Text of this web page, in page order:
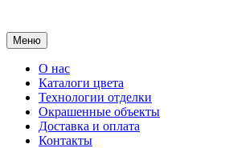
Меню
О нас
Каталоги цвета
Технологии отделки
Окрашенные объекты
Доставка и оплата
Контакты